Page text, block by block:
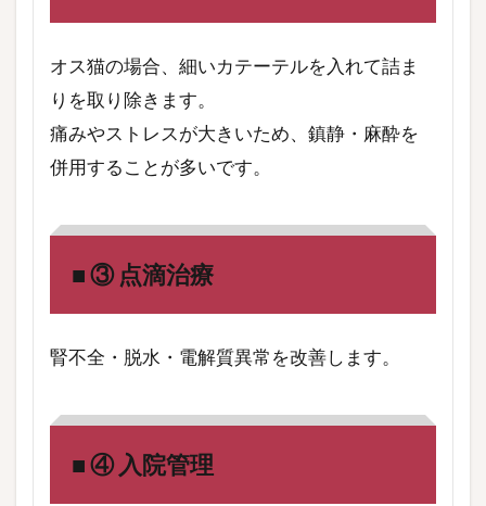
オス猫の場合、細いカテーテルを入れて詰ま
りを取り除きます。
痛みやストレスが大きいため、鎮静・麻酔を
併用することが多いです。
■ ③ 点滴治療
腎不全・脱水・電解質異常を改善します。
■ ④ 入院管理